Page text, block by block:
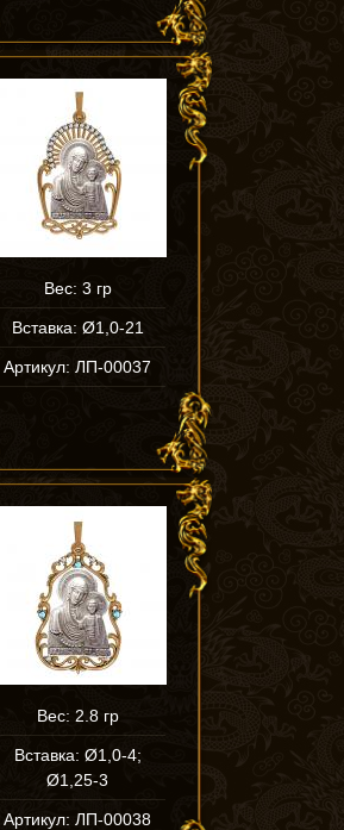
Вес: 3 гр
Вставка: Ø1,0-21
Артикул: ЛП-00037
Вес: 2.8 гр
Вставка: Ø1,0-4;
Ø1,25-3
Артикул: ЛП-00038